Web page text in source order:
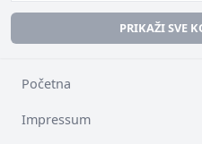
PRIKAŽI SVE
Početna
Impressum